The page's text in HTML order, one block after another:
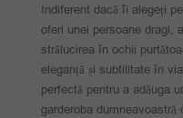
Indiferent dacă îi alegeți
oferi unei persoane dragi,
strălucirea în ochii
eleganță și subtilitate în
perfectă pentru a adăuga
garderoba dumneavoastră